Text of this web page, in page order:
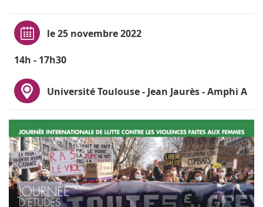
le 25 novembre 2022
14h - 17h30
Université Toulouse - Jean Jaurès - Amphi A